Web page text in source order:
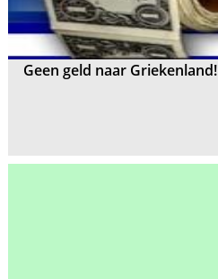
Geen geld naar Griekenland!